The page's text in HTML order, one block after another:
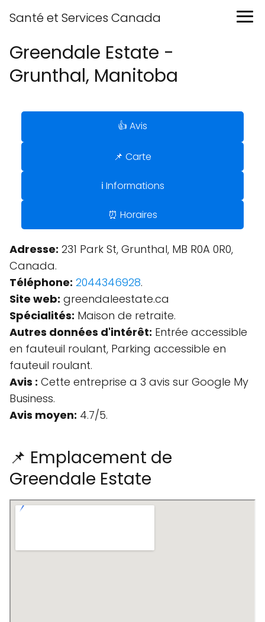
Santé et Services Canada
Greendale Estate -
Grunthal, Manitoba
👍 Avis
📌 Carte
ℹ️ Informations
⏰ Horaires
Adresse: 231 Park St, Grunthal, MB R0A 0R0,
Canada.
Téléphone: 2044346928.
Site web: greendaleestate.ca
Spécialités: Maison de retraite.
Autres données d'intérêt: Entrée accessible
en fauteuil roulant, Parking accessible en
fauteuil roulant.
Avis : Cette entreprise a 3 avis sur Google My
Business.
Avis moyen: 4.7/5.
📌 Emplacement de
Greendale Estate